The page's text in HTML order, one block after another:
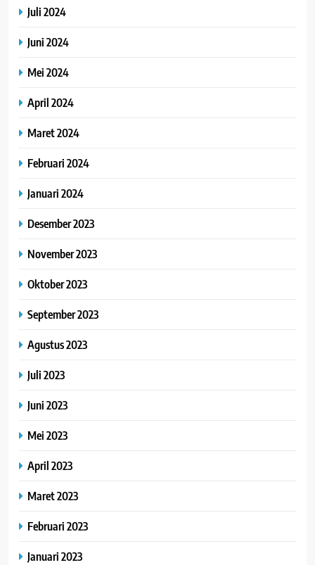
Juli 2024
Juni 2024
Mei 2024
April 2024
Maret 2024
Februari 2024
Januari 2024
Desember 2023
November 2023
Oktober 2023
September 2023
Agustus 2023
Juli 2023
Juni 2023
Mei 2023
April 2023
Maret 2023
Februari 2023
Januari 2023